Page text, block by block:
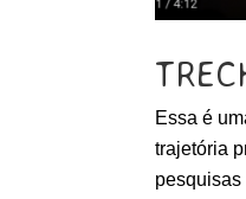
Essa é
trajetória
pesquisas